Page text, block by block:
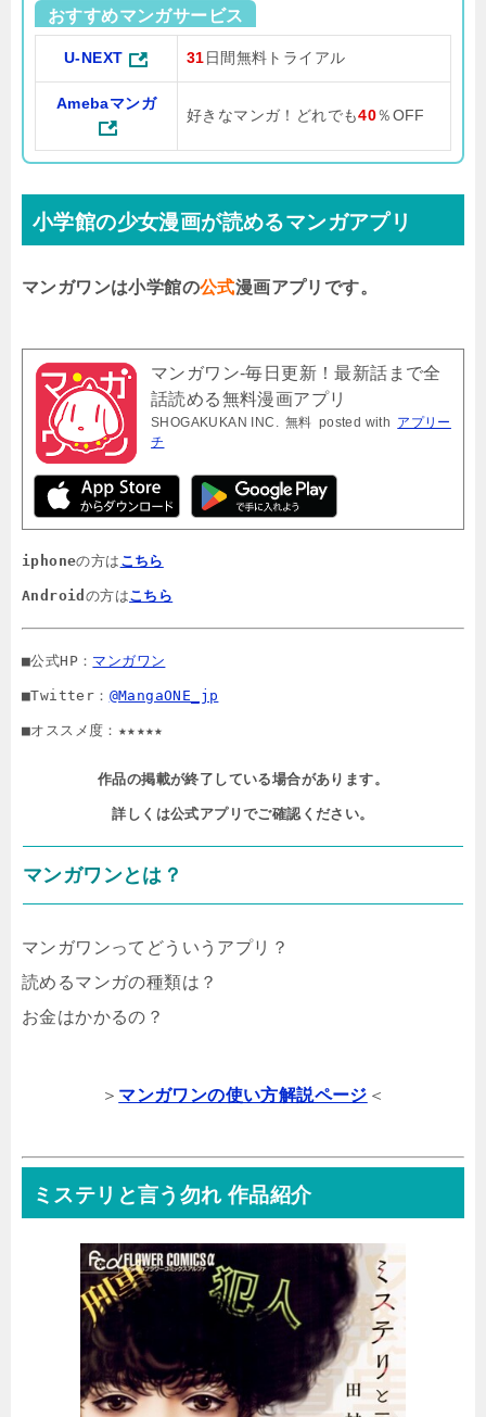
おすすめマンガサービス
U-NEXT 31 日間無料トライアル
Amebaマンガ
好きなマンガ！どれでも40％OFF
小学館の少女漫画が読めるマンガアプリ
マンガワンは小学館の公式漫画アプリです。
マンガワン-毎日更新！最新話まで全
話読める無料漫画アプリ
SHOGAKUKAN INC. 無料 posted with アプリー
チ
iphoneの方は こちら
Android の方はこちら
■公式HP： マンガワン
■Twitter： @MangaONE_jp
■オススメ度：★★★★★
作品の掲載が終了している場合があります。
詳しくは公式アプリでご確認ください。
マンガワンとは？
マンガワンってどういうアプリ？
読めるマンガの種類は？
お金はかかるの？
＞ マンガワンの使い方解説ページ ＜
ミステリと言う勿れ 作品紹介